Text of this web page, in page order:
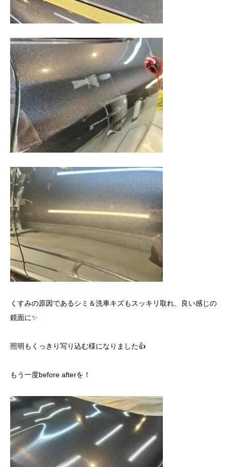
くすみの原因であるシミ＆洗車キズもスッキリ取れ、良い感じの
鏡面に✨
照明もくっきり写り込む様になりました👍
もう一度before afterを！